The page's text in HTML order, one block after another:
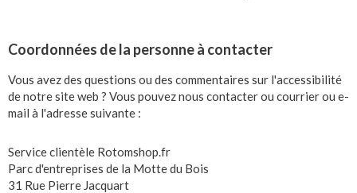
Coordonnées de la personne à contacter
Vous avez des questions ou des commentaires sur l'accessibilité
de notre site web ? Vous pouvez nous contacter ou courrier ou e-
mail à l'adresse suivante :
Service clientèle Rotomshop.fr
Parc d'entreprises de la Motte du Bois
31 Rue Pierre Jacquart